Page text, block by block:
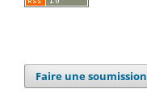
Faire une soumission